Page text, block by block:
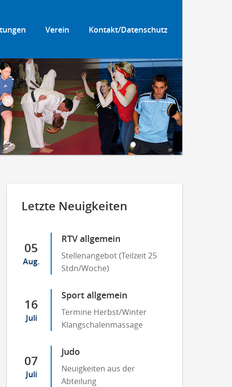
Kontakt/Datenschutz
Verein
Letzte Neuigkeiten
05
Aug.
RTV allgemein
Stellenangebot (Teilzeit 25
Stdn/Woche)
16
Juli
Sport allgemein
Termine Herbst/Winter
Klangschalenmassage
07
Juli
Judo
Neuigkeiten aus der
Abteilung